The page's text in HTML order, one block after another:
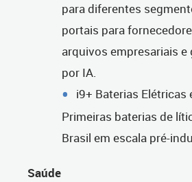
para diferentes
portais para
arquivos empresariais e
por IA.
i9+ Baterias Elétricas
Primeiras baterias de
Brasil em escala pré-
Saúde